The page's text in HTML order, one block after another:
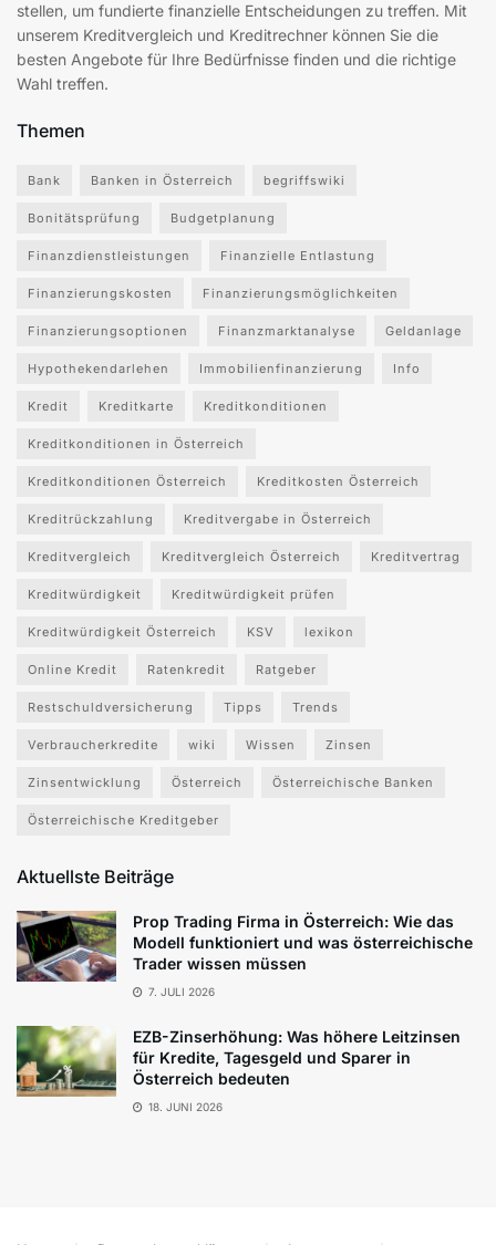
stellen, um fundierte finanzielle Entscheidungen zu treffen. Mit
unserem Kreditvergleich und Kreditrechner können Sie die
besten Angebote für Ihre Bedürfnisse finden und die richtige
Wahl treffen.
Themen
Bank Banken in Österreich begriffswiki
Bonitätsprüfung Budgetplanung
Finanzdienstleistungen Finanzielle Entlastung
Finanzierungskosten Finanzierungsmöglichkeiten
Finanzierungsoptionen Finanzmarktanalyse Geldanlage
Hypothekendarlehen Immobilienfinanzierung Info
Kredit Kreditkarte Kreditkonditionen
Kreditkonditionen in Österreich
Kreditkonditionen Österreich Kreditkosten Österreich
Kreditrückzahlung Kreditvergabe in Österreich
Kreditvergleich Kreditvergleich Österreich Kreditvertrag
Kreditwürdigkeit Kreditwürdigkeit prüfen
Kreditwürdigkeit Österreich KSV lexikon
Online Kredit Ratenkredit Ratgeber
Restschuldversicherung Tipps Trends
Verbraucherkredite wiki Wissen Zinsen
Zinsentwicklung Österreich Österreichische Banken
Österreichische Kreditgeber
Aktuellste Beiträge
Prop Trading Firma in Österreich: Wie das
Modell funktioniert und was österreichische
Trader wissen müssen
7. JULI 2026
EZB-Zinserhöhung: Was höhere Leitzinsen
für Kredite, Tagesgeld und Sparer in
Österreich bedeuten
18. JUNI 2026